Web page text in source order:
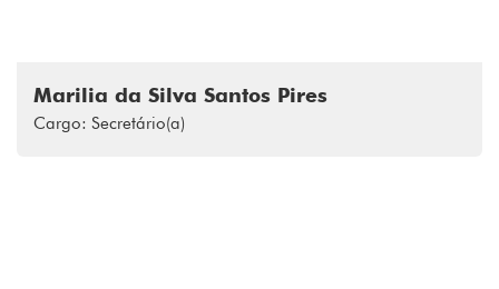
Marilia da Silva Santos Pires
Cargo: Secretário(a)